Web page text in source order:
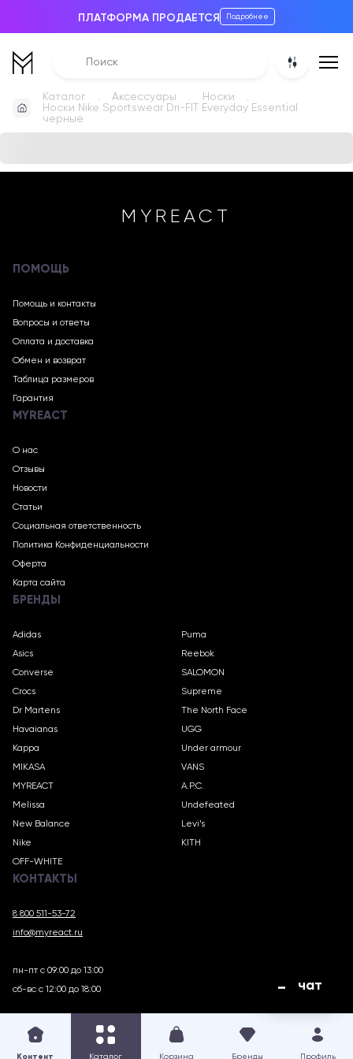
ПЛАТФОРМА ПРОДАЕТСЯ Подробнее
Каталог Аксессуары
Носки
Носки Nike Sportswear Dri-FIT Everyday Essential
черные
MYREACT
ПОМОЩЬ
Помощь и контакты
Вопросы и ответы
Оплата и доставка
Обмен и возврат
Таблица размеров
Гарантия
MYREACT
О нас
Отзывы
Новости
Статьи
Социальная ответственность
Политика Конфиденциальности
Оферта
Карта сайта
БРЕНДЫ
Adidas
Asics
Converse
Crocs
Dr Martens
Havaianas
Kappa
MIKASA
MYREACT
Melissa
New Balance
Nike
OFF-WHITE
Puma
Reebok
SALOMON
Supreme
The North Face
UGG
Under armour
VANS
A.P.C.
Undefeated
Levi’s
KITH
КОНТАКТЫ
8 800 511-53-72
info@myreact.ru
пн-пт с 09:00 до 13:00
сб-вс с 12:00 до 18:00
Контент Каталог Корзина Бренды Профиль
чат